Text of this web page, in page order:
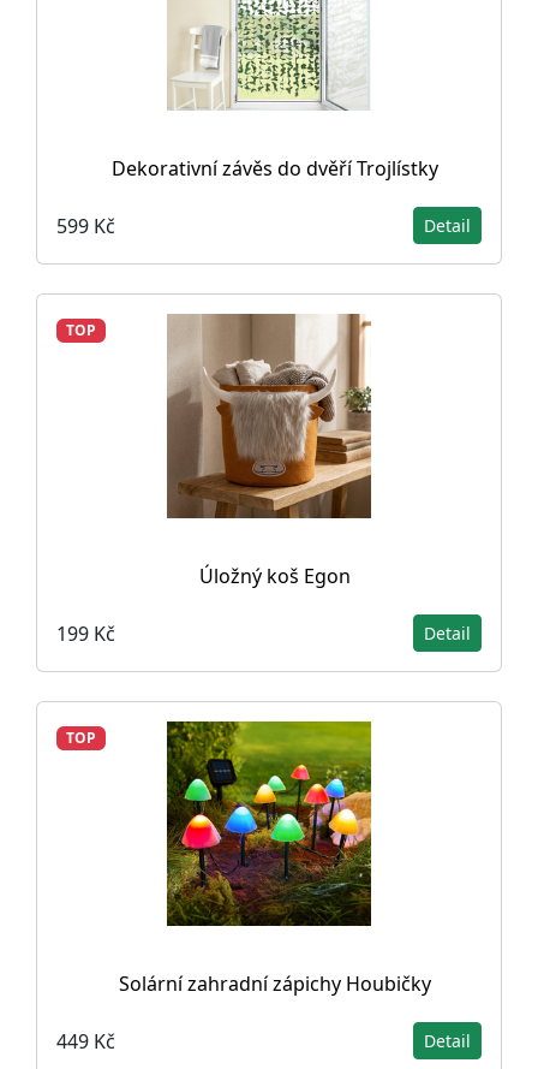
Dekorativní závěs do dvěří Trojlístky
599 Kč Detail
TOP
Úložný koš Egon
199 Kč Detail
TOP
Solární zahradní zápichy Houbičky
449 Kč Detail